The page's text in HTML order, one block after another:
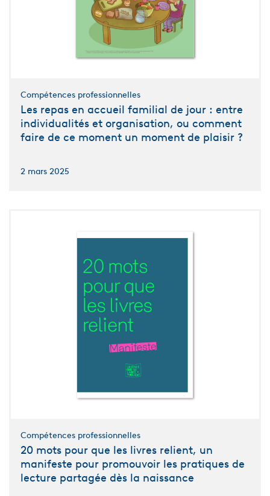
Compétences professionnelles
Les repas en accueil familial de jour : entre
individualités et organisation, ou comment
faire de ce moment un moment de plaisir ?
2 mars 2025
Compétences professionnelles
20 mots pour que les livres relient, un
manifeste pour promouvoir les pratiques de
lecture partagée dès la naissance